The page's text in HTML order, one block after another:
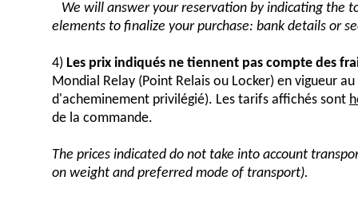
We will answer your reservation by indicating the
elements to finalize your purchase: bank details or
4) Les prix indiqués ne tiennent pas compte des
Mondial Relay (Point Relais ou Locker) en vigueur
d'acheminement privilégié). Les tarifs affichés sont
de la commande.
The prices indicated do not take into account
on weight and preferred mode of transport).